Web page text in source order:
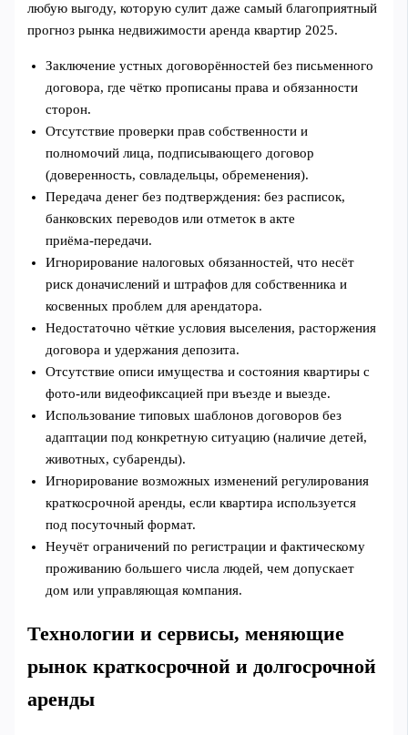
любую выгоду, которую сулит даже самый благоприятный
прогноз рынка недвижимости аренда квартир 2025.
Заключение устных договорённостей без письменного
договора, где чётко прописаны права и обязанности
сторон.
Отсутствие проверки прав собственности и
полномочий лица, подписывающего договор
(доверенность, совладельцы, обременения).
Передача денег без подтверждения: без расписок,
банковских переводов или отметок в акте
приёма‑передачи.
Игнорирование налоговых обязанностей, что несёт
риск доначислений и штрафов для собственника и
косвенных проблем для арендатора.
Недостаточно чёткие условия выселения, расторжения
договора и удержания депозита.
Отсутствие описи имущества и состояния квартиры с
фото‑или видеофиксацией при въезде и выезде.
Использование типовых шаблонов договоров без
адаптации под конкретную ситуацию (наличие детей,
животных, субаренды).
Игнорирование возможных изменений регулирования
краткосрочной аренды, если квартира используется
под посуточный формат.
Неучёт ограничений по регистрации и фактическому
проживанию большего числа людей, чем допускает
дом или управляющая компания.
Технологии и сервисы, меняющие
рынок краткосрочной и долгосрочной
аренды